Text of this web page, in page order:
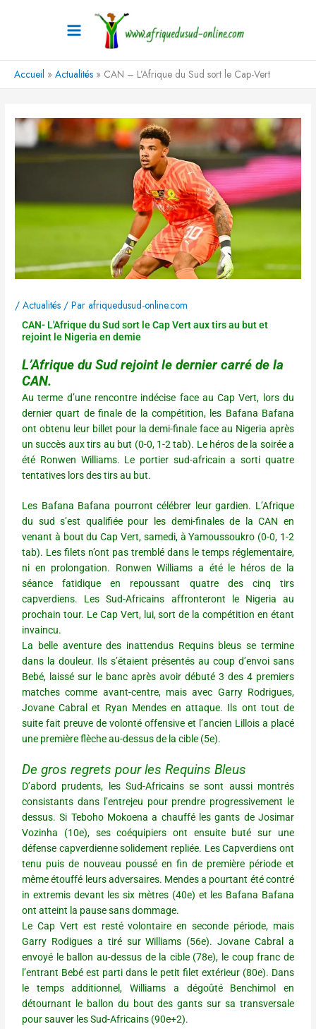
Accueil Actualités CAN – L’Afrique du Sud sort le Cap-Vert
/Actualités / Parafriquedusud-online.com
CAN- L'Afrique du Sud sort le Cap Vert aux tirs au but et
rejoint le Nigeria en demie
L’Afrique du Sud rejoint le dernier carré de la
CAN.
Au terme d’une rencontre indécise face au Cap Vert, lors du
dernier quart de finale de la compétition, les Bafana Bafana
ont obtenu leur billet pour la demi-finale face au Nigeria après
un succès aux tirs au but (0-0, 1-2 tab). Le héros de la soirée a
été Ronwen Williams. Le portier sud-africain a sorti quatre
tentatives lors des tirs au but.
Les Bafana Bafana pourront célébrer leur gardien. L’Afrique
du sud s’est qualifiée pour les demi-finales de la CAN en
venant à bout du Cap Vert, samedi, à Yamoussoukro (0-0, 1-2
tab). Les filets n’ont pas tremblé dans le temps réglementaire,
ni en prolongation. Ronwen Williams a été le héros de la
séance fatidique en repoussant quatre des cinq tirs
capverdiens. Les Sud-Africains affronteront le Nigeria au
prochain tour. Le Cap Vert, lui, sort de la compétition en étant
invaincu.
La belle aventure des inattendus Requins bleus se termine
dans la douleur. Ils s’étaient présentés au coup d’envoi sans
Bebé, laissé sur le banc après avoir débuté 3 des 4 premiers
matches comme avant-centre, mais avec Garry Rodrigues,
Jovane Cabral et Ryan Mendes en attaque. Ils ont tout de
suite fait preuve de volonté offensive et l’ancien Lillois a placé
une première flèche au-dessus de la cible (5e).
De gros regrets pour les Requins Bleus
D’abord prudents, les Sud-Africains se sont aussi montrés
consistants dans l’entrejeu pour prendre progressivement le
dessus. Si Teboho Mokoena a chauffé les gants de Josimar
Vozinha (10e), ses coéquipiers ont ensuite buté sur une
défense capverdienne solidement repliée. Les Capverdiens ont
tenu puis de nouveau poussé en fin de première période et
même étouffé leurs adversaires. Mendes a pourtant été contré
in extremis devant les six mètres (40e) et les Bafana Bafana
ont atteint la pause sans dommage.
Le Cap Vert est resté volontaire en seconde période, mais
Garry Rodigues a tiré sur Williams (56e). Jovane Cabral a
envoyé le ballon au-dessus de la cible (78e), le coup franc de
l’entrant Bebé est parti dans le petit filet extérieur (80e). Dans
le temps additionnel, Williams a dégoûté Benchimol en
détournant le ballon du bout des gants sur sa transversale
pour sauver les Sud-Africains (90e+2).